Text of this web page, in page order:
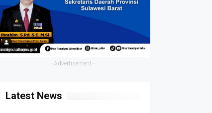
- Advertisement -
Latest News